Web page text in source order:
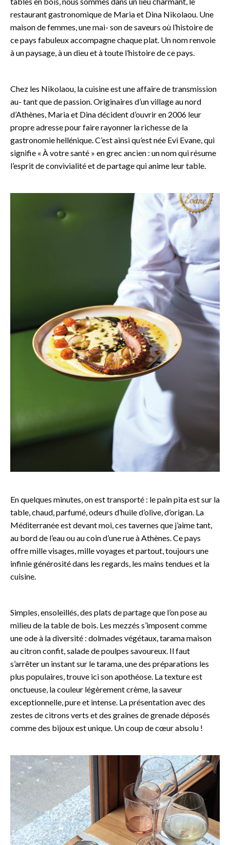
restaurant gastronomique de Maria et Dina Nikolaou. Une
maison de femmes, une mai- son de saveurs où l’histoire de
ce pays fabuleux accompagne chaque plat. Un nom renvoie
à un paysage, à un dieu et à toute l’histoire de ce pays.
Chez les Nikolaou, la cuisine est une affaire de transmission
au- tant que de passion. Originaires d’un village au nord
d’Athènes, Maria et Dina décident d’ouvrir en 2006 leur
propre adresse pour faire rayonner la richesse de la
gastronomie hellénique. C’est ainsi qu’est née Evi Evane, qui
signifie « À votre santé » en grec ancien : un nom qui résume
l’esprit de convivialité et de partage qui anime leur table.
En quelques minutes, on est transporté : le pain pita est sur la
table, chaud, parfumé, odeurs d’huile d’olive, d’origan. La
Méditerranée est devant moi, ces tavernes que j’aime tant,
au bord de l’eau ou au coin d’une rue à Athènes. Ce pays
offre mille visages, mille voyages et partout, toujours une
infinie générosité dans les regards, les mains tendues et la
cuisine.
Simples, ensoleillés, des plats de partage que l’on pose au
milieu de la table de bois. Les mezzés s’imposent comme
une ode à la diversité : dolmades végétaux, tarama maison
au citron confit, salade de poulpes savoureux. Il faut
s’arrêter un instant sur le tarama, une des préparations les
plus populaires, trouve ici son apothéose. La texture est
onctueuse, la couleur légèrement crème, la saveur
exceptionnelle, pure et intense. La présentation avec des
zestes de citrons verts et des graines de grenade déposés
comme des bijoux est unique. Un coup de cœur absolu !